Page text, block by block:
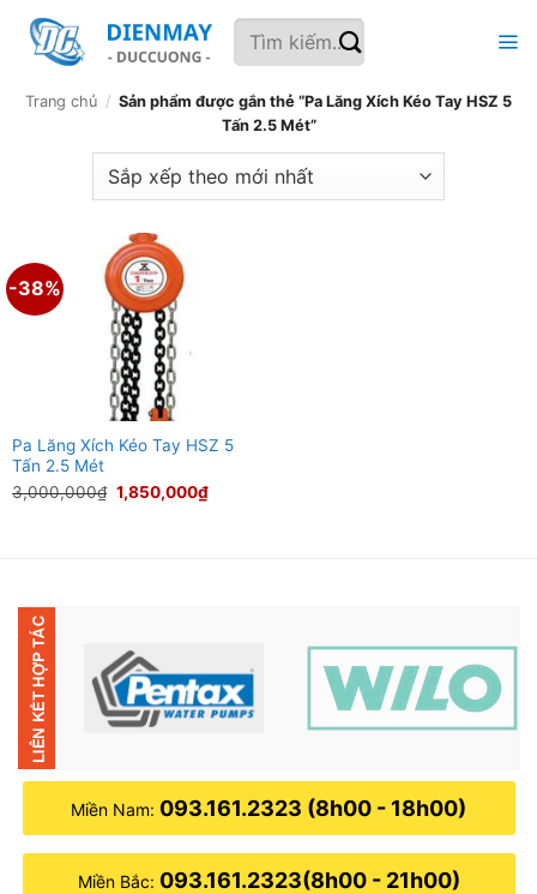
qua
dung
Tìm
kiếm:
Trang chủ / Sản phẩm được gắn thẻ “Pa Lăng Xích Kéo Tay HSZ 5
Tấn 2.5 Mét”
-38%
Pa Lăng Xích Kéo Tay HSZ 5
Tấn 2.5 Mét
3,000,000₫ Giá
gốc
1,850,000₫Giá
Miền Nam: 093.161.2323 (8h00 - 18h00)
Miền Bắc: 093.161.2323(8h00 - 21h00)